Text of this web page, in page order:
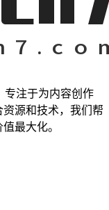
专注于为内容创作
源和技术，我们帮
最大化。